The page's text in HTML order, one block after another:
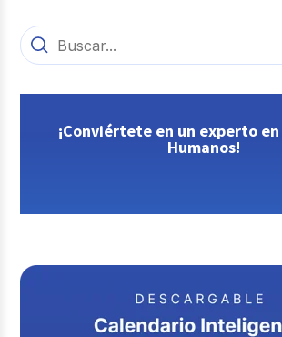
¡Conviértete en un experto en
Humanos!